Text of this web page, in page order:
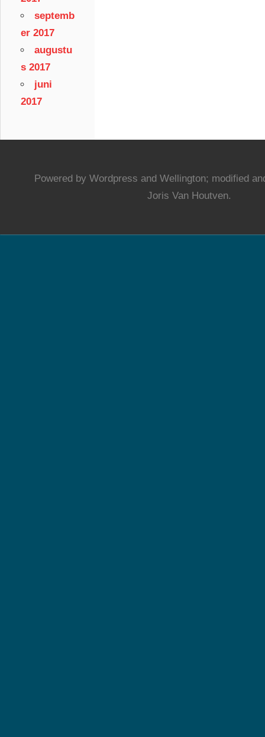
septemb
er 2017
augustu
s 2017
juni
2017
Powered by Wordpress and Wellington; modified
Joris Van Houtven.